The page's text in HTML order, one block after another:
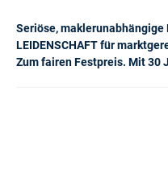
Seriöse, maklerunabhängige
LEIDENSCHAFT für
Zum fairen Festpreis. Mit 30